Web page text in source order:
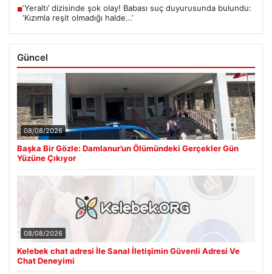
■‘Yeraltı’ dizisinde şok olay! Babası suç duyurusunda bulundu:
‘Kızımla reşit olmadığı halde…’
Güncel
08/08/2026
Başka Bir Gözle: Damlanur’un Ölümündeki Gerçekler Gün
Yüzüne Çıkıyor
08/08/2026
Kelebek chat adresi İle Sanal İletişimin Güvenli Adresi Ve
Chat Deneyimi